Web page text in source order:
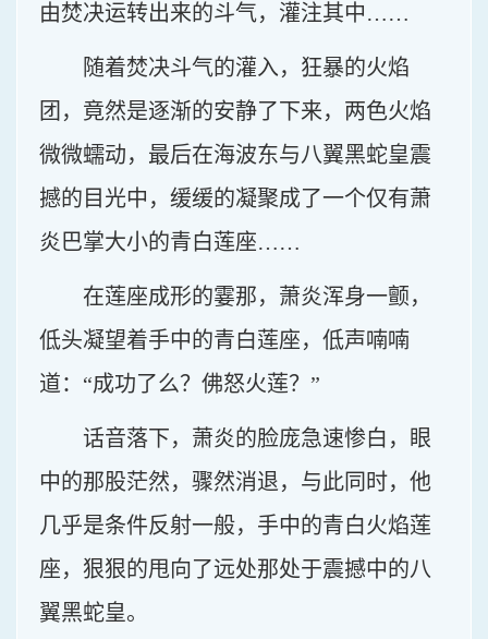
由焚决运转出来的斗气，灌注其中……
随着焚决斗气的灌入，狂暴的火焰
团，竟然是逐渐的安静了下来，两色火焰
微微蠕动，最后在海波东与八翼黑蛇皇震
撼的目光中，缓缓的凝聚成了一个仅有萧
炎巴掌大小的青白莲座……
在莲座成形的霎那，萧炎浑身一颤，
低头凝望着手中的青白莲座，低声喃喃
道：“成功了么？佛怒火莲？”
话音落下，萧炎的脸庞急速惨白，眼
中的那股茫然，骤然消退，与此同时，他
几乎是条件反射一般，手中的青白火焰莲
座，狠狠的甩向了远处那处于震撼中的八
翼黑蛇皇。